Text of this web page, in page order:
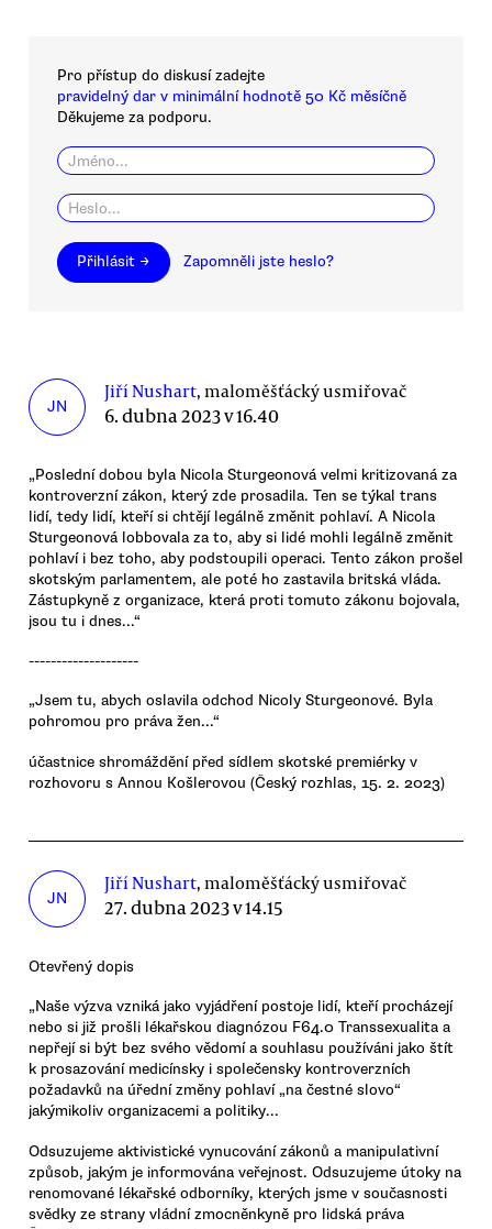
Pro přístup do diskusí zadejte
pravidelný dar v minimální hodnotě 50 Kč měsíčně
Děkujeme za podporu.
Přihlásit → Zapomněli jste heslo?
JN
Jiří Nushart, maloměšťácký usmiřovač
6. dubna 2023 v 16.40
„Poslední dobou byla Nicola Sturgeonová velmi kritizovaná za
kontroverzní zákon, který zde prosadila. Ten se týkal trans
lidí, tedy lidí, kteří si chtějí legálně změnit pohlaví. A Nicola
Sturgeonová lobbovala za to, aby si lidé mohli legálně změnit
pohlaví i bez toho, aby podstoupili operaci. Tento zákon prošel
skotským parlamentem, ale poté ho zastavila britská vláda.
Zástupkyně z organizace, která proti tomuto zákonu bojovala,
jsou tu i dnes...“
--------------------
„Jsem tu, abych oslavila odchod Nicoly Sturgeonové. Byla
pohromou pro práva žen...“
účastnice shromáždění před sídlem skotské premiérky v
rozhovoru s Annou Košlerovou (Český rozhlas, 15. 2. 2023)
JN
Jiří Nushart, maloměšťácký usmiřovač
27. dubna 2023 v 14.15
Otevřený dopis
„Naše výzva vzniká jako vyjádření postoje lidí, kteří procházejí
nebo si již prošli lékařskou diagnózou F64.0 Transsexualita a
nepřejí si být bez svého vědomí a souhlasu používáni jako štít
k prosazování medicínsky i společensky kontroverzních
požadavků na úřední změny pohlaví „na čestné slovo“
jakýmikoliv organizacemi a politiky...
Odsuzujeme aktivistické vynucování zákonů a manipulativní
způsob, jakým je informována veřejnost. Odsuzujeme útoky na
renomované lékařské odborníky, kterých jsme v současnosti
svědky ze strany vládní zmocněnkyně pro lidská práva